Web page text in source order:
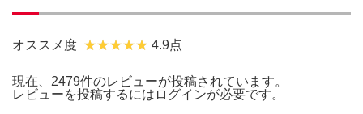
オススメ度 4.9点
現在、2479件のレビューが投稿されています。
レビューを投稿するには ログインが必要です。